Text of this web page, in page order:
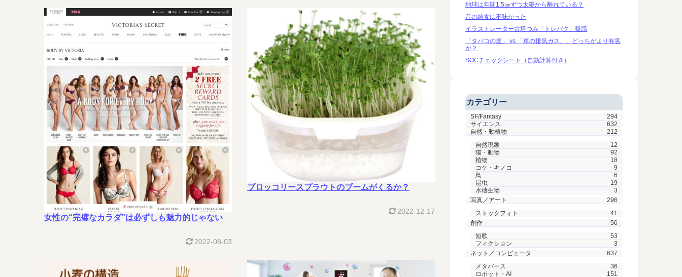
女性の“完璧なカラダ”は必ずしも魅力的じゃない
2022-08-03
ブロッコリースプラウトのブームがくるか？
2022-12-17
地球は年間1.5㎝ずつ太陽から離れている？
昔の給食は不味かった
イラストレーター古塔つみ「トレパク」疑惑
「タバコの煙」 vs 「車の排気ガス」、どっちがより有害
か？
SOCチェックシート（自動計算付き）
カテゴリー
SF/Fantasy
294
サイエンス
632
自然・動植物
212
自然現象
12
猫・動物
92
植物
18
コケ・キノコ
9
鳥
6
昆虫
19
水棲生物
3
写真／アート
296
ストックフォト
41
創作
56
短歌
53
フィクション
3
ネット／コンピュータ
637
メタバース
36
ロボット・AI
151